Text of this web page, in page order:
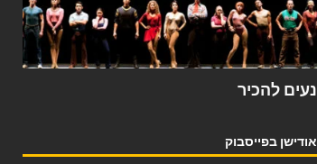
נעים להכיר
אודישן בפייסבוק